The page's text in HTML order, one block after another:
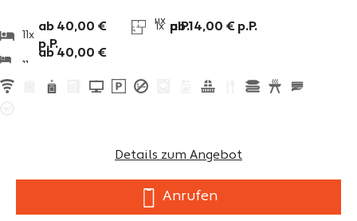
11x
ab 40,00 €
p.P.
11x
ab 40,00 €
p.P.
1x ab 14,00 € p.P.
Details zum Angebot
Anrufen